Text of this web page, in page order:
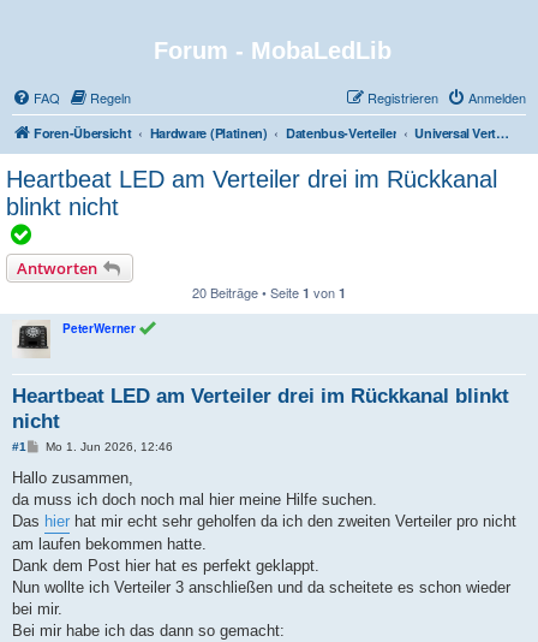
Forum - MobaLedLib
FAQ Regeln Anmelden
Registrieren
Foren-Übersicht Hardware (Platinen) Datenbus-Verteiler Universal Verteiler Pro (201)
Heartbeat LED am Verteiler drei im Rückkanal
blinkt nicht
h
e
m
a
i
s
t
a
l
s
G
E
L
Ö
Antworten
20 Beiträge • Seite 1 von 1
PeterWerner
Heartbeat LED am Verteiler drei im Rückkanal blinkt
nicht
#1
B
i
r
a
g
Mo 1. Jun 2026, 12:46
Hallo zusammen,
da muss ich doch noch mal hier meine Hilfe suchen.
Das hier hat mir echt sehr geholfen da ich den zweiten Verteiler pro nicht
am laufen bekommen hatte.
Dank dem Post hier hat es perfekt geklappt.
Nun wollte ich Verteiler 3 anschließen und da scheitete es schon wieder
bei mir.
Bei mir habe ich das dann so gemacht: